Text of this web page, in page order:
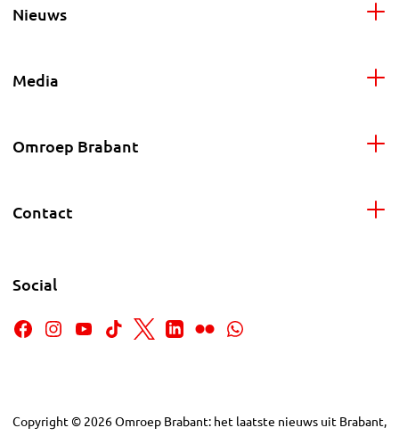
Nieuws
Media
Omroep Brabant
Contact
Social
Copyright © 2026Omroep Brabant: het laatste nieuws uit Brabant,